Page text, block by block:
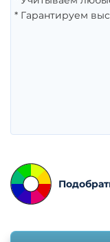
* Гарантируем